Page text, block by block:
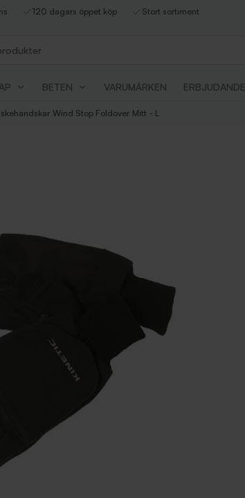
120 dagars öppet köp Stort sortiment
BETEN VARUMÄRKEN
Wind Stop Foldover Mitt - L